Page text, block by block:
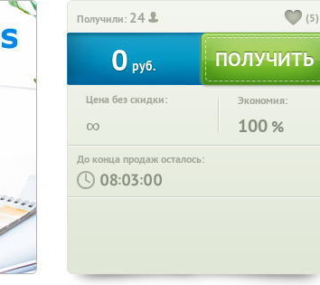
Получили: 24 (5)
0 руб.
Цена без скидки:
∞
Экономия:
100 %
До конца продаж осталось:
: :